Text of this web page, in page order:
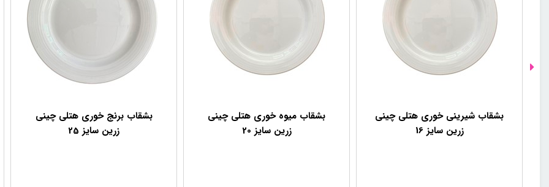
بشقاب شیرینی خوری هتلی چینی
زرین سایز 16
بشقاب میوه خوری هتلی چینی
زرین سایز 20
بشقاب برنج خوری هتلی چینی
زرین سایز 25